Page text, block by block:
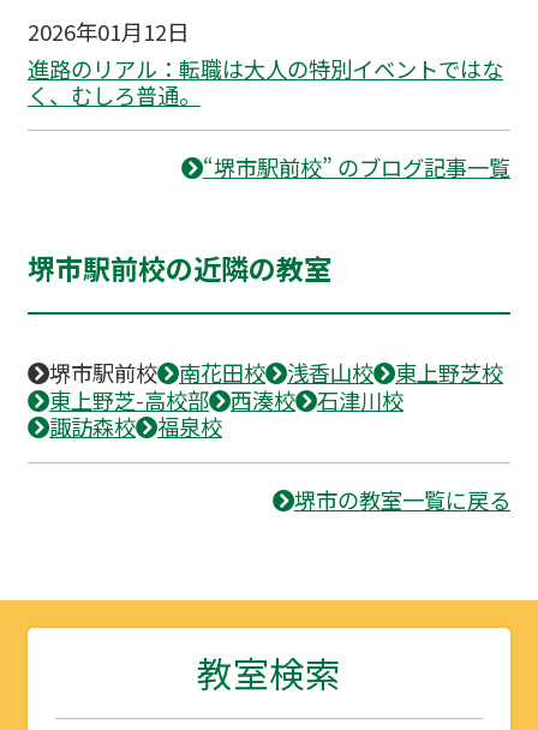
2026年01月12日
進路のリアル：転職は大人の特別イベントではな
く、むしろ普通。
“堺市駅前校” のブログ記事一覧
堺市駅前校の近隣の教室
堺市駅前校 南花田校 浅香山校
東上野芝校
東上野芝-高校部
西湊校
石津川校
諏訪森校
福泉校
堺市の教室一覧に戻る
教室検索